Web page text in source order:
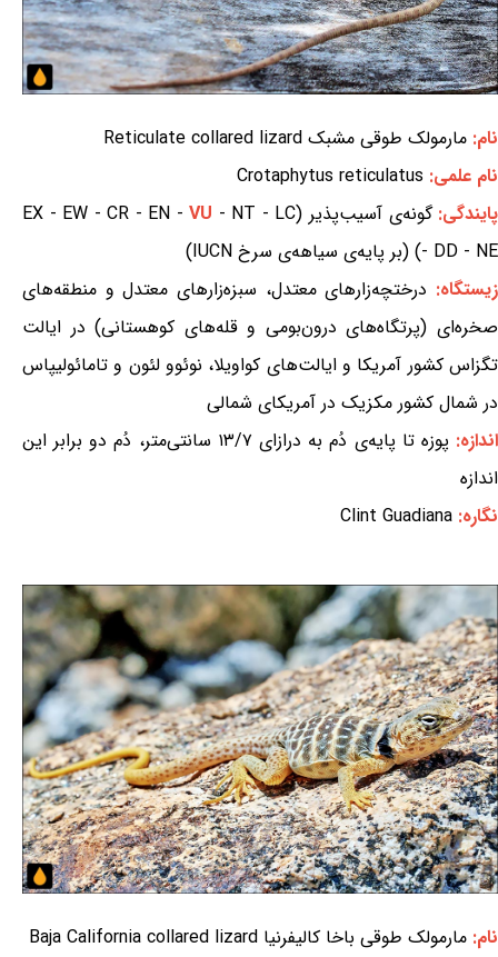
نام: مارمولک طوقی مشبک Reticulate collared lizard
نام علمی: Crotaphytus reticulatus
پایندگی:گونه‌ی آسیب‌پذیر (EX - EW - CR - EN - VU - NT - LC
- DD - NE) (بر پایه‌ی سیاهه‌ی سرخ IUCN)
زیستگاه: درختچه‌زارهای معتدل، سبزه‌زارهای معتدل و منطقه‌های
صخره‌ای (پرتگاه‌های درون‌بومی و قله‌های کوهستانی) در ایالت
تگزاس کشور آمریکا و ایالت‌های کواویلا، نوئوو لئون و تامائولیپاس
در شمال کشور مکزیک در آمریکای شمالی
اندازه:
پوزه تا پایه‌ی دُم به درازای ۱۳/۷ سانتی‌متر، دُم دو برابر این
اندازه
نگاره: Clint Guadiana
نام: مارمولک طوقی باخا کالیفرنیا Baja California collared lizard